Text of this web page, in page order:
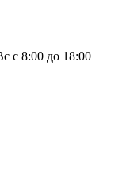
с 8:00 до 18:00